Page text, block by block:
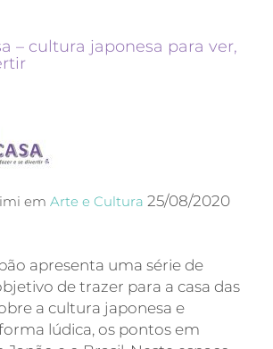
– cultura japonesa para ver,
em Arte e Cultura 25/08/2020
apresenta uma série de
de trazer para a casa das
a cultura japonesa e
lúdica, os pontos em